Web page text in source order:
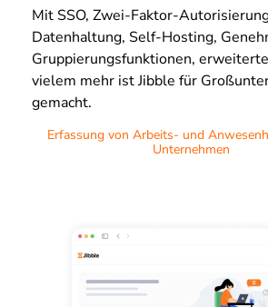
Mit SSO, Zwei-Faktor-
Datenhaltung, Self-Hosting,
Gruppierungsfunktionen,
vielem mehr ist Jibble für
gemacht.
Erfassung von Arbeits- und
Unternehmen